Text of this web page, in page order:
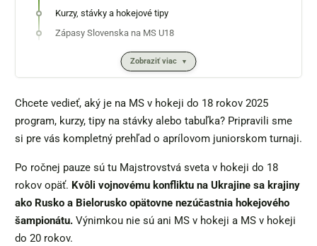
Kurzy, stávky a hokejové tipy
Zápasy Slovenska na MS U18
Zobraziť viac
Chcete vedieť, aký je na MS v hokeji do 18 rokov 2025
program, kurzy, tipy na stávky alebo tabuľka? Pripravili sme
si pre vás kompletný prehľad o aprílovom juniorskom turnaji.
Po ročnej pauze sú tu Majstrovstvá sveta v hokeji do 18
rokov opäť. Kvôli vojnovému konfliktu na Ukrajine sa krajiny
ako Rusko a Bielorusko opätovne nezúčastnia hokejového
šampionátu. Výnimkou nie sú ani MS v hokeji a MS v hokeji
do 20 rokov.